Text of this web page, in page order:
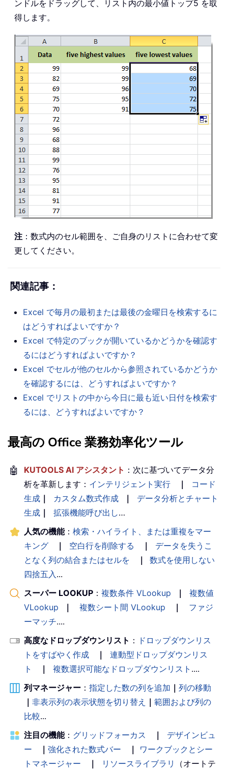
ンドルをドラッグして、リスト内の最小値トップ5 を取
得します。
注 ：数式内のセル範囲を、ご自身のリストに合わせて変
更してください。
関連記事：
Excel で毎月の最初または最後の金曜日を検索するに
はどうすればよいですか？
Excel で特定のブックが開いているかどうかを確認す
るにはどうすればよいですか？
Excel でセルが他のセルから参照されているかどうか
を確認するには、どうすればよいですか？
Excel でリストの中から今日に最も近い日付を検索す
るには、どうすればよいですか？
最高の Office 業務効率化ツール
🤖 KUTOOLS AI アシスタント ：次に基づいてデータ分
析を革新します： インテリジェント実行 ｜
コード
生成 ｜ カスタム数式作成 ｜
データ分析とチャート
生成 ｜ 拡張機能呼び出し…
人気の機能： 検索・ハイライト、または重複をマー
キング
｜ 空白行を削除する ｜
データを失うこ
となく列の結合またはセルを
｜
数式を使用しない
四捨五入 ...
スーパー LOOKUP ： 複数条件 VLookup ｜
複数値
VLookup
｜ 複数シート間 VLookup ｜
ファジ
ーマッチ....
高度なドロップダウンリスト ： ドロップダウンリス
トをすばやく作成
｜
連動型ドロップダウンリス
ト
｜ 複数選択可能なドロップダウンリスト ....
列マネージャー ： 指定した数の列を追加 ｜ 列の移動
｜ 非表示列の表示状態を切り替え ｜ 範囲および列の
比較...
注目の機能： グリッドフォーカス ｜
デザインビュ
ー
｜ 強化された数式バー ｜
ワークブックとシー
トマネージャー
｜ リソースライブラリ
（オートテ